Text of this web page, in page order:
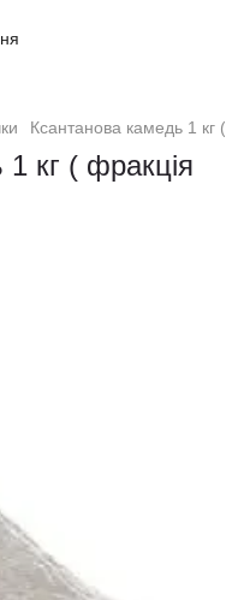
Ксантанова камедь 1 кг (
кг ( фракція